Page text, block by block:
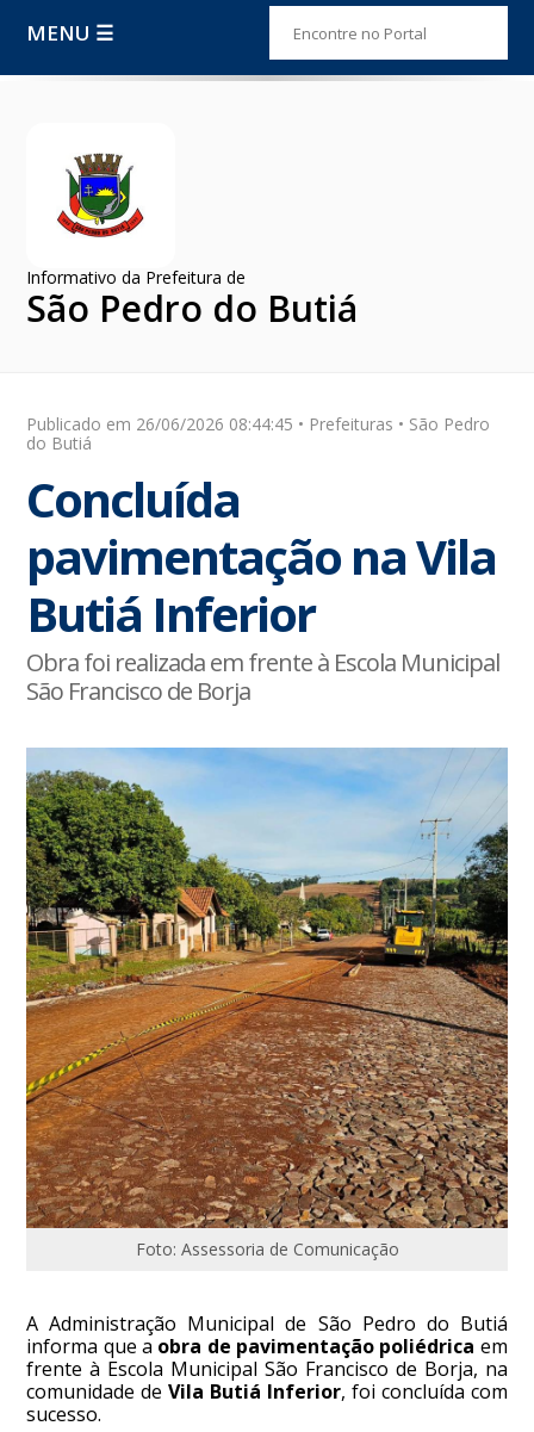
MENU ☰
Informativo da Prefeitura de
São Pedro do Butiá
Publicado em 26/06/2026 08:44:45 • Prefeituras • São Pedro
do Butiá
Concluída
pavimentação na Vila
Butiá Inferior
Obra foi realizada em frente à Escola Municipal
São Francisco de Borja
Foto: Assessoria de Comunicação
A Administração Municipal de São Pedro do Butiá
informa que a obra de pavimentação poliédrica em
frente à Escola Municipal São Francisco de Borja, na
comunidade deVila Butiá Inferior, foi concluída com
sucesso.